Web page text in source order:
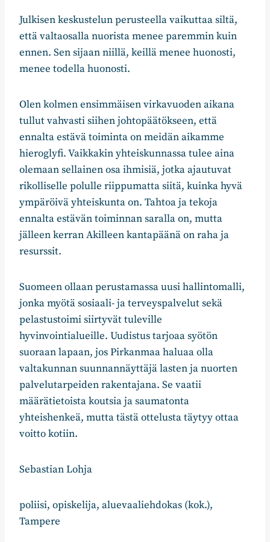
Julkisen keskustelun perusteella vaikuttaa siltä,
että valtaosalla nuorista menee paremmin kuin
ennen. Sen sijaan niillä, keillä menee huonosti,
menee todella huonosti.
Olen kolmen ensimmäisen virkavuoden aikana
tullut vahvasti siihen johtopäätökseen, että
ennalta estävä toiminta on meidän aikamme
hieroglyfi. Vaikkakin yhteiskunnassa tulee aina
olemaan sellainen osa ihmisiä, jotka ajautuvat
rikolliselle polulle riippumatta siitä, kuinka hyvä
ympäröivä yhteiskunta on. Tahtoa ja tekoja
ennalta estävän toiminnan saralla on, mutta
jälleen kerran Akilleen kantapäänä on raha ja
resurssit.
Suomeen ollaan perustamassa uusi hallintomalli,
jonka myötä sosiaali- ja terveyspalvelut sekä
pelastustoimi siirtyvät tuleville
hyvinvointialueille. Uudistus tarjoaa syötön
suoraan lapaan, jos Pirkanmaa haluaa olla
valtakunnan suunnannäyttäjä lasten ja nuorten
palvelutarpeiden rakentajana. Se vaatii
määrätietoista koutsia ja saumatonta
yhteishenkeä, mutta tästä ottelusta täytyy ottaa
voitto kotiin.
Sebastian Lohja
poliisi, opiskelija, aluevaaliehdokas (kok.),
Tampere